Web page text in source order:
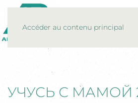
Accéder au contenu principal
УЧУСЬ С МАМОЙ